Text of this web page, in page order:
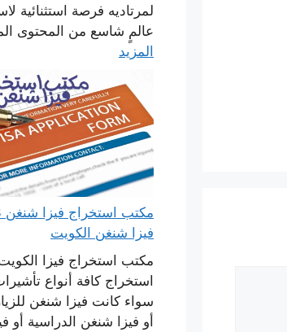
لمرتاديه فرصة استثنائية
عالمٍ شاسع من المحتوى
المزيد
فيزا شنغن الكويت
مكتب استخراج فيزا
استخراج كافة أنواع
سواء كانت فيزا شنغن
أو فيزا شنغن الدراسية أو